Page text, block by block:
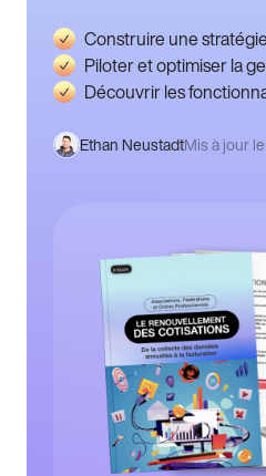
Construire une
Piloter et optimiser la
Découvrir les
Ethan NeustadtMis à jour